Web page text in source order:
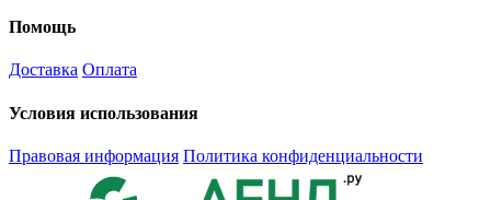
Помощь
Доставка Оплата
Условия использования
Правовая информация Политика конфиденциальности